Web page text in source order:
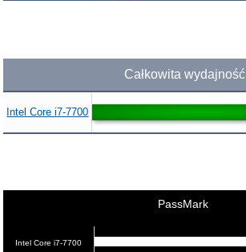
Całkowita wydajność
Intel Core i7-7700
PassMark
Intel Core i7-7700